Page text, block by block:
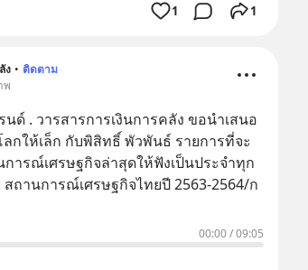
1 1
ง • ติดตาม
พ
ขอนำเสนอ
ลกให้เล็ก กับพิสิทธิ์ พัวพันธ์ รายการที่จะ
ารณ์เศรษฐกิจล่าสุดให้ฟังเป็นประจำทุก
: สถานการณ์เศรษฐกิจไทยปี 2563-2564/ก
00:00/09:05